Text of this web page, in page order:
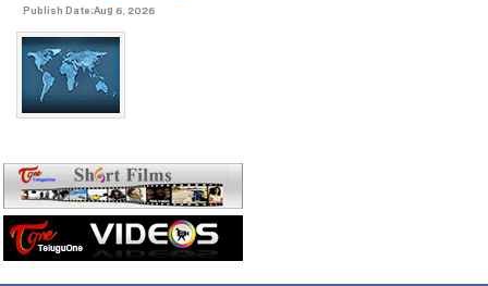
Publish Date:Aug 6, 2026